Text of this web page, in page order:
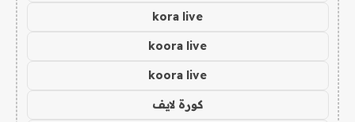
kora live
koora live
koora live
كورة لايف